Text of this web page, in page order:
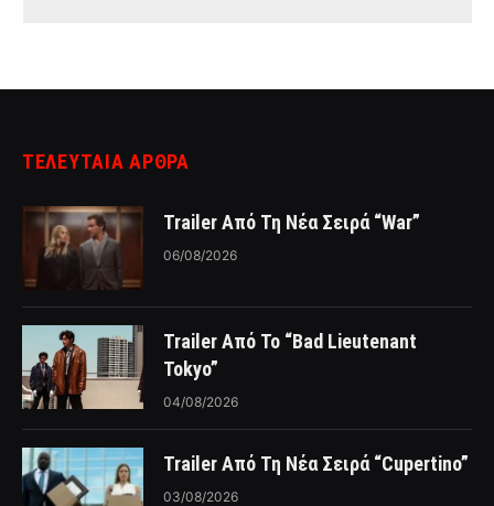
ΤΕΛΕΥΤΑΙΑ ΑΡΘΡΑ
Trailer Από Τη Νέα Σειρά “War”
06/08/2026
Trailer Από Το “Bad Lieutenant
Tokyo”
04/08/2026
Trailer Από Τη Νέα Σειρά “Cupertino”
03/08/2026